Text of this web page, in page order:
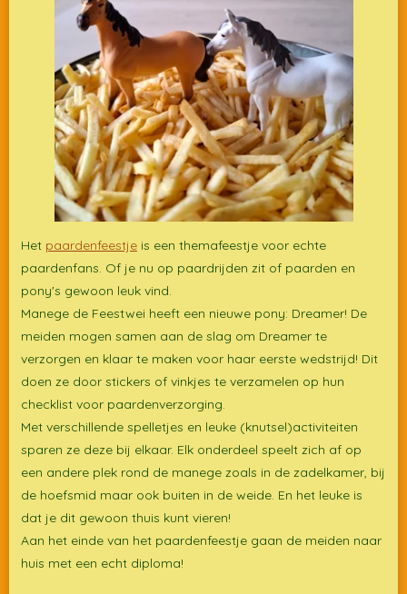
Het paardenfeestje is een themafeestje voor echte
paardenfans. Of je nu op paardrijden zit of paarden en
pony's gewoon leuk vind.
Manege de Feestwei heeft een nieuwe pony: Dreamer! De
meiden mogen samen aan de slag om Dreamer te
verzorgen en klaar te maken voor haar eerste wedstrijd! Dit
doen ze door stickers of vinkjes te verzamelen op hun
checklist voor paardenverzorging.
Met verschillende spelletjes en leuke (knutsel)activiteiten
sparen ze deze bij elkaar. Elk onderdeel speelt zich af op
een andere plek rond de manege zoals in de zadelkamer, bij
de hoefsmid maar ook buiten in de weide. En het leuke is
dat je dit gewoon thuis kunt vieren!
Aan het einde van het paardenfeestje gaan de meiden naar
huis met een echt diploma!